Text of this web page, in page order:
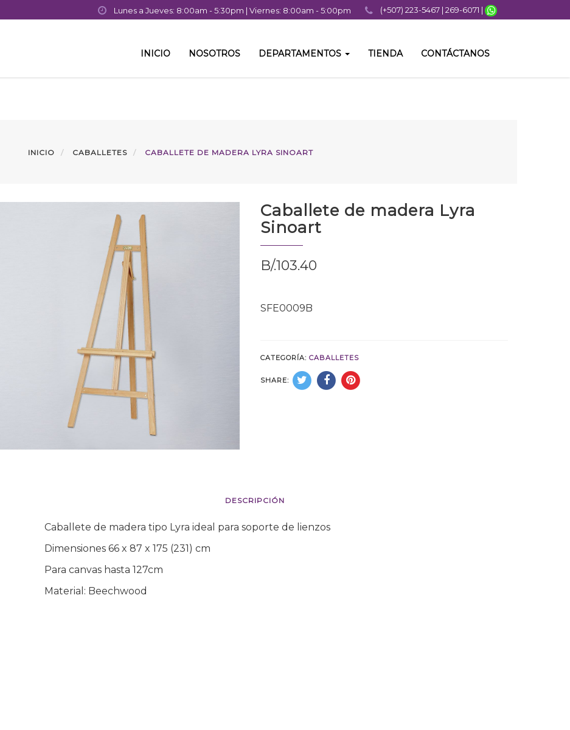
Lunes a Jueves: 8:00am - 5:30pm | Viernes: 8:00am - 5:00pm (+507) 223-5467 | 269-6071 |
INICIO NOSOTROS DEPARTAMENTOS TIENDA CONTÁCTANOS
INICIO CABALLETES CABALLETE DE MADERA LYRA SINOART
Caballete de madera Lyra
Sinoart
B/.103.40
SFE0009B
CATEGORÍA:CABALLETES
SHARE:
DESCRIPCIÓN
Caballete de madera tipo Lyra ideal para soporte de lienzos
Dimensiones 66 x 87 x 175 (231) cm
Para canvas hasta 127cm
Material: Beechwood